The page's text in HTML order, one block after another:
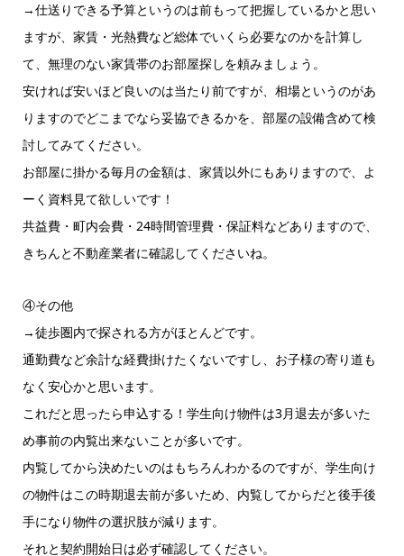
→仕送りできる予算というのは前もって把握しているかと思い
ますが、家賃・光熱費など総体でいくら必要なのかを計算し
て、無理のない家賃帯のお部屋探しを頼みましょう。
安ければ安いほど良いのは当たり前ですが、相場というのがあ
りますのでどこまでなら妥協できるかを、部屋の設備含めて検
討してみてください。
お部屋に掛かる毎月の金額は、家賃以外にもありますので、よ
ーく資料見て欲しいです！
共益費・町内会費・24時間管理費・保証料などありますので、
きちんと不動産業者に確認してくださいね。
④その他
→徒歩圏内で探される方がほとんどです。
通勤費など余計な経費掛けたくないですし、お子様の寄り道も
なく安心かと思います。
これだと思ったら申込する！学生向け物件は3月退去が多いた
め事前の内覧出来ないことが多いです。
内覧してから決めたいのはもちろんわかるのですが、学生向け
の物件はこの時期退去前が多いため、内覧してからだと後手後
手になり物件の選択肢が減ります。
それと契約開始日は必ず確認してください。